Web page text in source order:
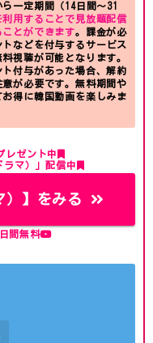
一定期間（14日間～31
利用することで見放題配信
とができます。課金が必
などを付与するサービス
視聴が可能となります。
付与があった場合、解約
が必要です。無料期間や
得に韓国動画を楽しみま
レゼント中
ラマ）」配信中
）】をみる
間無料